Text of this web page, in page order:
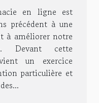
en ligne est
précédent à une
à améliorer notre
Devant cette
un exercice
particulière et